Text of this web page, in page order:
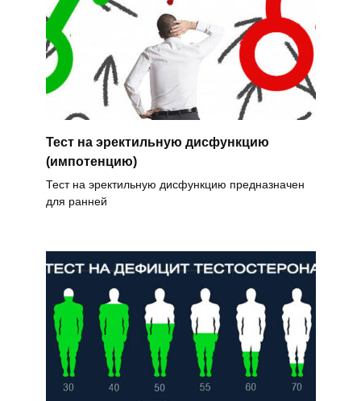
Тест на эректильную дисфункцию
(импотенцию)
Тест на эректильную дисфункцию предназначен
для ранней